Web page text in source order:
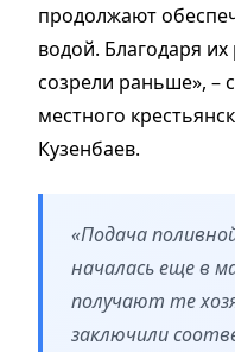
продолжают
водой. Благодаря
созрели раньше», –
местного
Кузенбаев.
«Подача
началась еще в
получают те
заключили